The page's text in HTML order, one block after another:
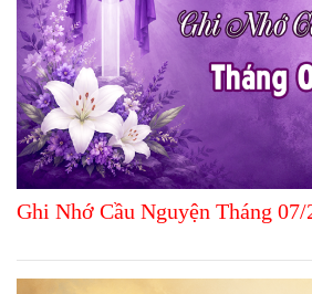
Ghi Nhớ Cầu Nguyện Tháng 07/